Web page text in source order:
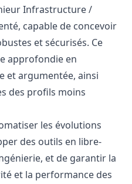
Infrastructure /
capable de concevoir
et sécurisés. Ce
approfondie en
et argumentée, ainsi
des profils moins
les évolutions
des outils en libre-
et de garantir la
et la performance des